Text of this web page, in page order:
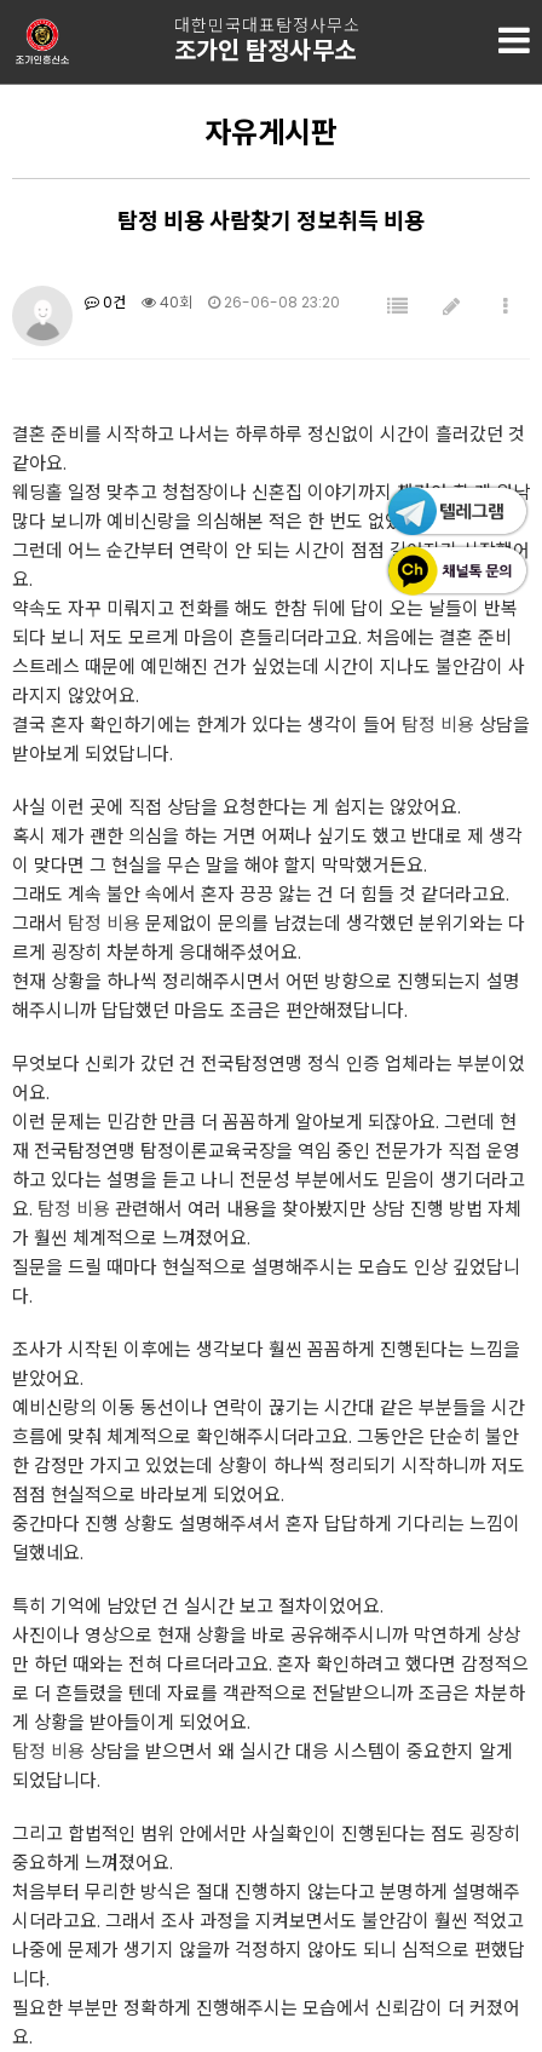
대한민국대표탐정사무소
조가인 탐정사무소
자유게시판
탐정 비용 사람찾기 정보취득 비용
0건 40회 26-06-08 23:20
결혼 준비를 시작하고 나서는 하루하루 정신없이 시간이 흘러갔던 것
같아요.
웨딩홀 일정 맞추고 청첩장이나 신혼집 이야기까지 챙겨야 할 게 워낙
많다 보니까 예비신랑을 의심해본 적은 한 번도 없었거든요.
그런데 어느 순간부터 연락이 안 되는 시간이 점점 길어지기 시작했어
요.
약속도 자꾸 미뤄지고 전화를 해도 한참 뒤에 답이 오는 날들이 반복
되다 보니 저도 모르게 마음이 흔들리더라고요. 처음에는 결혼 준비
스트레스 때문에 예민해진 건가 싶었는데 시간이 지나도 불안감이 사
라지지 않았어요.
결국 혼자 확인하기에는 한계가 있다는 생각이 들어 탐정 비용 상담을
받아보게 되었답니다.
사실 이런 곳에 직접 상담을 요청한다는 게 쉽지는 않았어요.
혹시 제가 괜한 의심을 하는 거면 어쩌나 싶기도 했고 반대로 제 생각
이 맞다면 그 현실을 무슨 말을 해야 할지 막막했거든요.
그래도 계속 불안 속에서 혼자 끙끙 앓는 건 더 힘들 것 같더라고요.
그래서 탐정 비용 문제없이 문의를 남겼는데 생각했던 분위기와는 다
르게 굉장히 차분하게 응대해주셨어요.
현재 상황을 하나씩 정리해주시면서 어떤 방향으로 진행되는지 설명
해주시니까 답답했던 마음도 조금은 편안해졌답니다.
무엇보다 신뢰가 갔던 건 전국탐정연맹 정식 인증 업체라는 부분이었
어요.
이런 문제는 민감한 만큼 더 꼼꼼하게 알아보게 되잖아요. 그런데 현
재 전국탐정연맹 탐정이론교육국장을 역임 중인 전문가가 직접 운영
하고 있다는 설명을 듣고 나니 전문성 부분에서도 믿음이 생기더라고
요. 탐정 비용 관련해서 여러 내용을 찾아봤지만 상담 진행 방법 자체
가 훨씬 체계적으로 느껴졌어요.
질문을 드릴 때마다 현실적으로 설명해주시는 모습도 인상 깊었답니
다.
조사가 시작된 이후에는 생각보다 훨씬 꼼꼼하게 진행된다는 느낌을
받았어요.
예비신랑의 이동 동선이나 연락이 끊기는 시간대 같은 부분들을 시간
흐름에 맞춰 체계적으로 확인해주시더라고요. 그동안은 단순히 불안
한 감정만 가지고 있었는데 상황이 하나씩 정리되기 시작하니까 저도
점점 현실적으로 바라보게 되었어요.
중간마다 진행 상황도 설명해주셔서 혼자 답답하게 기다리는 느낌이
덜했네요.
특히 기억에 남았던 건 실시간 보고 절차이었어요.
사진이나 영상으로 현재 상황을 바로 공유해주시니까 막연하게 상상
만 하던 때와는 전혀 다르더라고요. 혼자 확인하려고 했다면 감정적으
로 더 흔들렸을 텐데 자료를 객관적으로 전달받으니까 조금은 차분하
게 상황을 받아들이게 되었어요.
탐정 비용 상담을 받으면서 왜 실시간 대응 시스템이 중요한지 알게
되었답니다.
그리고 합법적인 범위 안에서만 사실확인이 진행된다는 점도 굉장히
중요하게 느껴졌어요.
처음부터 무리한 방식은 절대 진행하지 않는다고 분명하게 설명해주
시더라고요. 그래서 조사 과정을 지켜보면서도 불안감이 훨씬 적었고
나중에 문제가 생기지 않을까 걱정하지 않아도 되니 심적으로 편했답
니다.
필요한 부분만 정확하게 진행해주시는 모습에서 신뢰감이 더 커졌어
요.